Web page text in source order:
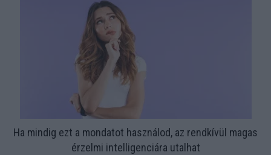
Ha mindig ezt a mondatot használod, az rendkívül magas
érzelmi intelligenciára utalhat